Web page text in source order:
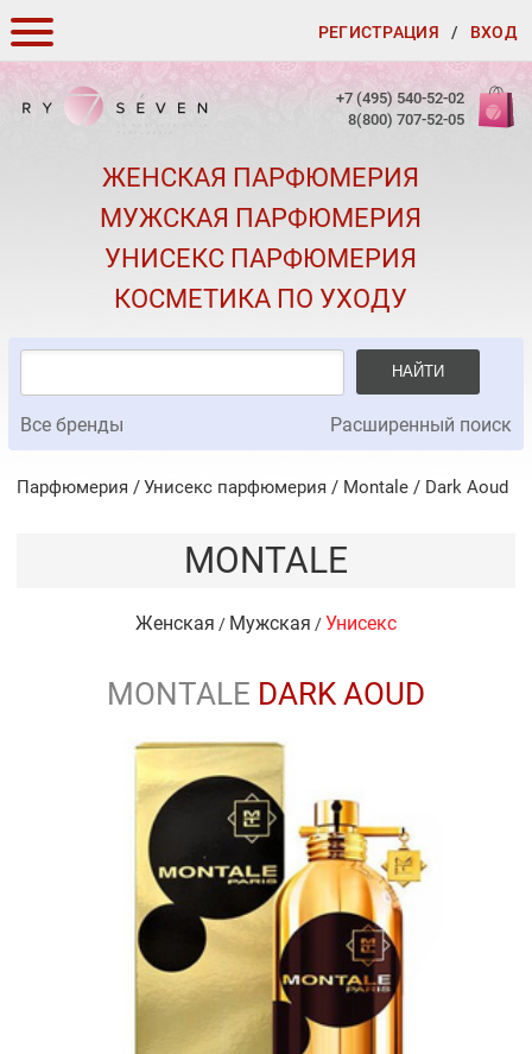
РЕГИСТРАЦИЯ / ВХОД
КАК ЗАКАЗАТЬ
СКИДКИ
КОНТАКТЫ
О КАЧЕСТВЕ
ПОДАРКИ К ЗАКАЗАМ
+7 (495) 540-52-02
8(800) 707-52-05
ЖЕНСКАЯ ПАРФЮМЕРИЯ
МУЖСКАЯ ПАРФЮМЕРИЯ
УНИСЕКС ПАРФЮМЕРИЯ
КОСМЕТИКА ПО УХОДУ
НАЙТИ
Все бренды Расширенный поиск
Парфюмерия Унисекс парфюмерия / Montale / Dark Aoud
MONTALE
Женская / Мужская /Унисекс
MONTALE DARK AOUD